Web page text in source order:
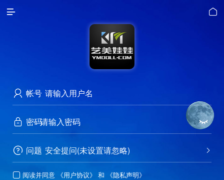
 
 帐号
 密码 
 问题 
安全提问(未设置请忽略)
 阅读并同意 《用户协议》 和 《隐私声明》